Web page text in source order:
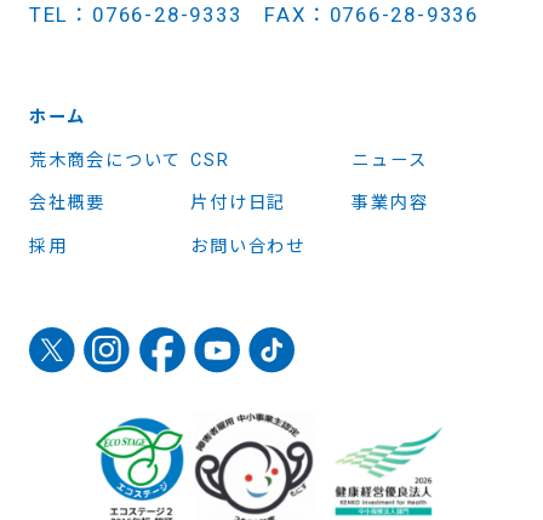
TEL：0766-28-9333 FAX：0766-28-9336
ホーム
荒木商会について CSR ニュース
会社概要 片付け日記 事業内容
採用 お問い合わせ